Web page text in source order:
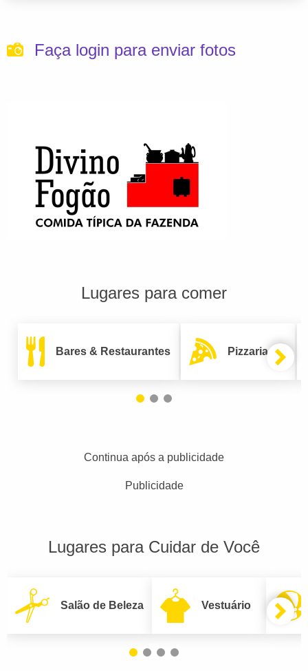
Faça login para enviar fotos
Lugares para comer
Bares & Restaurantes Pizzarias
Continua após a publicidade
Publicidade
Lugares para Cuidar de Você
Salão de Beleza Vestuário